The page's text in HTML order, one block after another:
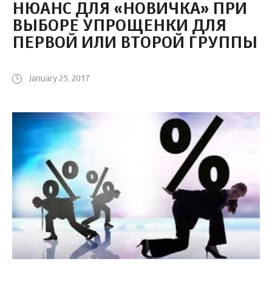
НЮАНС ДЛЯ «НОВИЧКА» ПРИ
ВЫБОРЕ УПРОЩЕНКИ ДЛЯ
ПЕРВОЙ ИЛИ ВТОРОЙ ГРУППЫ
January 25, 2017